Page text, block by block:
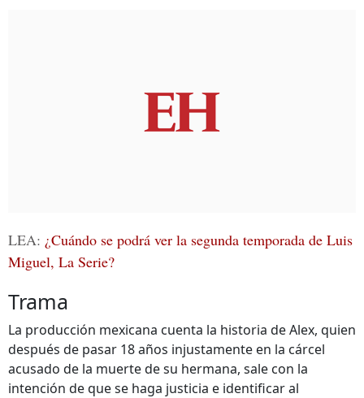
LEA: ¿Cuándo se podrá ver la segunda temporada de Luis
Miguel, La Serie?
Trama
La producción mexicana cuenta la historia de Alex, quien
después de pasar 18 años injustamente en la cárcel
acusado de la muerte de su hermana, sale con la
intención de que se haga justicia e identificar al